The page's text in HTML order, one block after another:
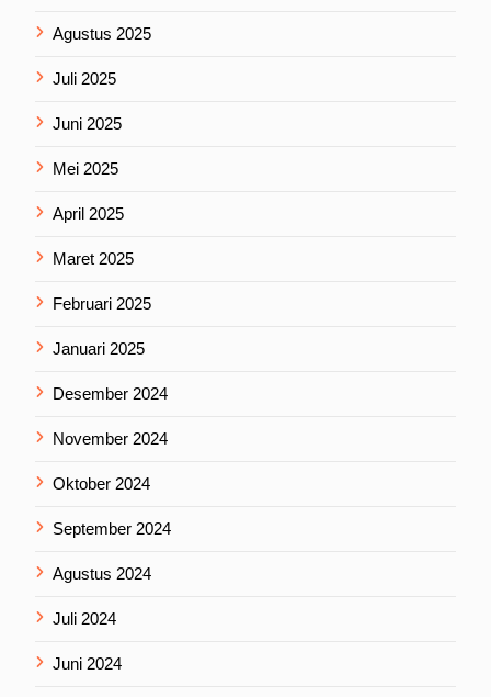
Agustus 2025
Juli 2025
Juni 2025
Mei 2025
April 2025
Maret 2025
Februari 2025
Januari 2025
Desember 2024
November 2024
Oktober 2024
September 2024
Agustus 2024
Juli 2024
Juni 2024